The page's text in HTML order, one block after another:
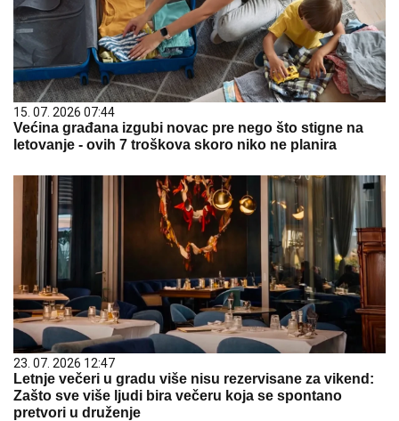
15. 07. 2026 07:44
Većina građana izgubi novac pre nego što stigne na
letovanje - ovih 7 troškova skoro niko ne planira
23. 07. 2026 12:47
Letnje večeri u gradu više nisu rezervisane za vikend:
Zašto sve više ljudi bira večeru koja se spontano
pretvori u druženje